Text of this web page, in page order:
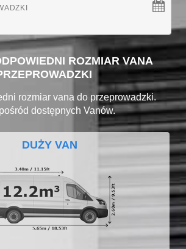
ROZMIAR VANA
rozmiar vana do przeprowadzki.
dostępnych Vanów.
DUŻY VAN